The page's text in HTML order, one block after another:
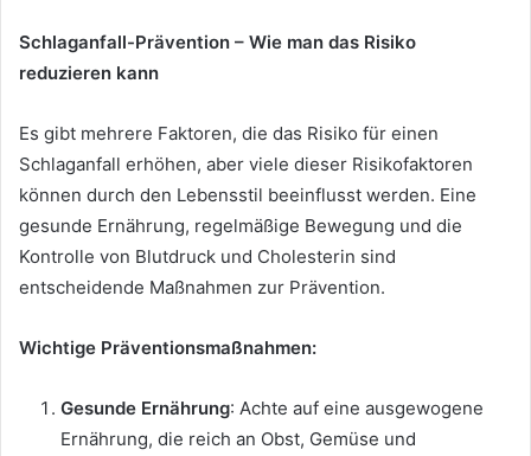
Schlaganfall-Prävention – Wie man das Risiko
reduzieren kann
Es gibt mehrere Faktoren, die das Risiko für einen
Schlaganfall erhöhen, aber viele dieser Risikofaktoren
können durch den Lebensstil beeinflusst werden. Eine
gesunde Ernährung, regelmäßige Bewegung und die
Kontrolle von Blutdruck und Cholesterin sind
entscheidende Maßnahmen zur Prävention.
Wichtige Präventionsmaßnahmen:
Gesunde Ernährung: Achte auf eine ausgewogene
Ernährung, die reich an Obst, Gemüse und